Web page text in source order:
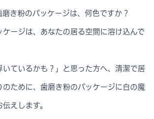
き粉のパッケージは、何色ですか？
ケージは、あなたの居る空間に溶け込んで
いているかも？」と思った方へ、清潔で居
ために、歯磨き粉のパッケージに白の魔
えします。